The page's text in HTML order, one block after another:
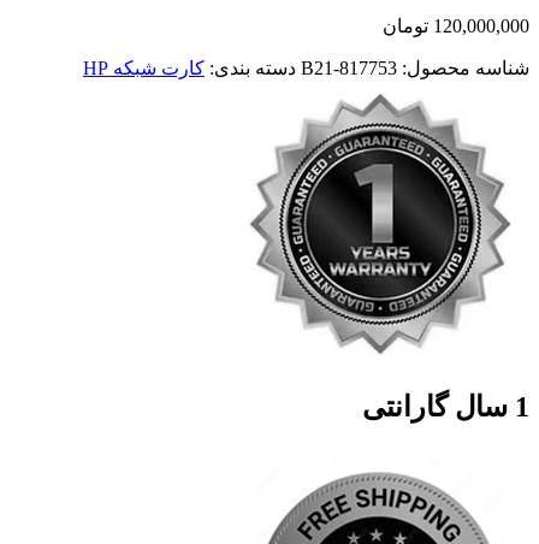
120,000,000 تومان
شناسه محصول: 817753-B21 دسته بندی: کارت شبکه HP
1 سال گارانتی